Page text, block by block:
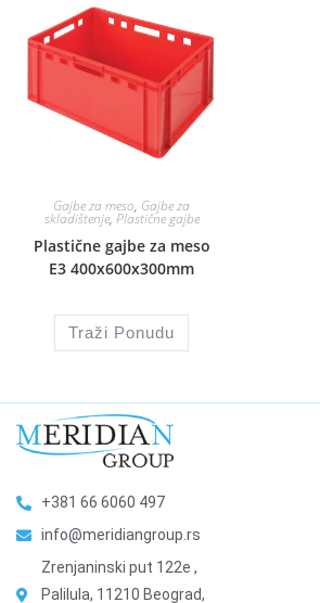
Gajbe za meso, Gajbe za
skladištenje, Plastične gajbe
Plastične gajbe za meso
E3 400x600x300mm
Traži Ponudu
+381 66 6060 497
info@meridiangroup.rs
Zrenjaninski put 122e ,
Palilula, 11210 Beograd,